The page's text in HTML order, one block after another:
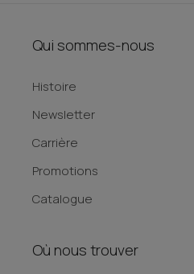
Qui sommes-nous
Histoire
Newsletter
Carrière
Promotions
Catalogue
Où nous trouver